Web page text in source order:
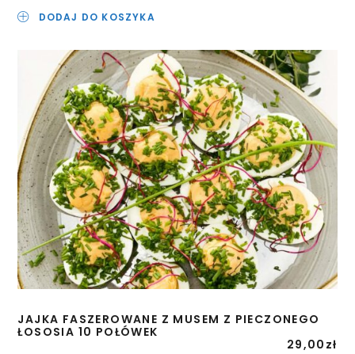
DODAJ DO KOSZYKA
JAJKA FASZEROWANE Z MUSEM Z PIECZONEGO
ŁOSOSIA 10 POŁÓWEK
29,00 zł